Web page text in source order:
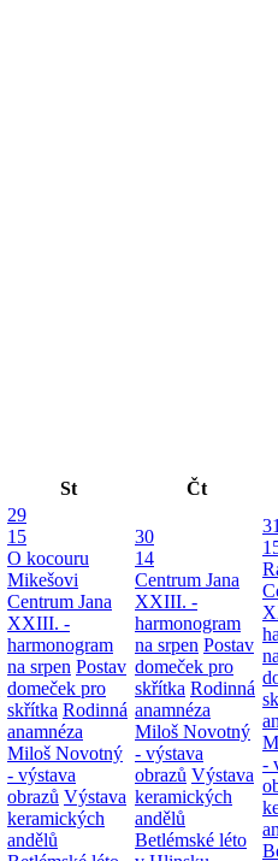
St Čt
29
15
O kocouru
Mikešovi
Centrum Jana
XXIII. -
harmonogram
na srpen Postav
domeček pro
skřítka Rodinná
anamnéza
Miloš Novotný
- výstava
obrazů Výstava
keramických
andělů
30
14
Centrum Jana
XXIII. -
harmonogram
na srpen Postav
domeček pro
skřítka Rodinná
anamnéza
Miloš Novotný
- výstava
obrazů Výstava
keramických
andělů
Betlémské léto
-